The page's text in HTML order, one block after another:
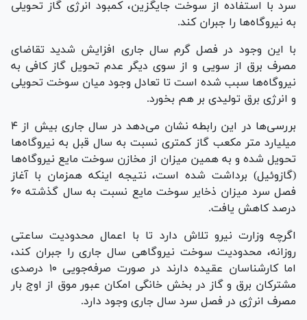
سرد با استفاده از سوخت جایگزین، کمبود انرژی گاز تحویلی
به نیروگاه‌ها را جبران کند.
با این وجود در فصل گرم سال جاری افزایش شدید تقاضای
مصرف برق از سویی و از سوی دیگر عدم تحویل گاز کافی به
نیروگاه‌ها سبب شده است تا تعادل وجود میان سوخت تحویلی
و انرژی برق تولیدی بر هم بخورد.
بررسی‌ها در این رابطه نشان می‌دهد در سال جاری بیش از ۴
میلیارد متر مکعب گاز کمتری نسبت به سال قبل به نیروگاه‌ها
تحویل شده و به همین میزان از مخازن سوخت مایع نیروگاه‌ها
(گازوئیل) برداشت شده است، نتیجه اینکه همزمان با آغاز
فصل سرد میزان ذخایر سوخت مایع نسبت به سال گذشته ۶۰
درصد کاهش یافت.
اگرچه وزارت نیرو تلاش دارد تا با اعمال محدودیت ساعتی
روزانه، محدودیت سوخت نیروگاهی سال جاری را جبران کند،
اما کارشناسان عقیده دارند در صورت صرفه‌جویی ۱۰ درصدی
مشترکان برق و گاز در بخش خانگی امکان عبور موق از اوج بار
مصرف انرژی در فصل سرد سال جاری وجود دارد.